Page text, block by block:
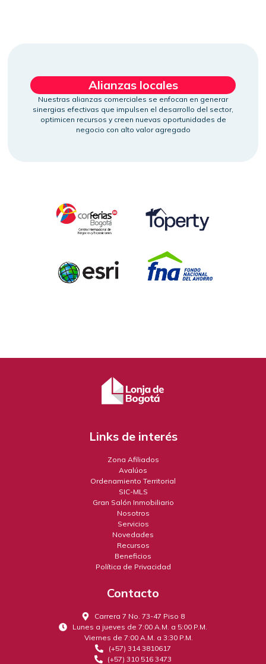
Alianzas locales
Nuestras alianzas comerciales se enfocan en generar
sinergias efectivas que impulsen el desarrollo del sector,
optimicen recursos y creen nuevas oportunidades de
negocio con alto valor agregado
Links de interés
Zona Afiliados
Avalúos
Ordenamiento Territorial
SIC-MLS
Gran Salón Inmobiliario
Nosotros
Servicios
Novedades
Recursos
Beneficios
Política de Privacidad
Contacto
Carrera 7 No. 73-47 Piso 8
Lunes a jueves de 7:00 A.M. a 5:00 P.M.
Viernes de 7:00 A.M. a 3:30 P.M.
(+57) 314 3810617
(+57) 310 516 3473